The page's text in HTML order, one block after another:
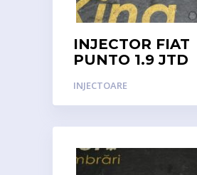
INJECTOR FIAT
PUNTO 1.9 JTD
INJECTOARE